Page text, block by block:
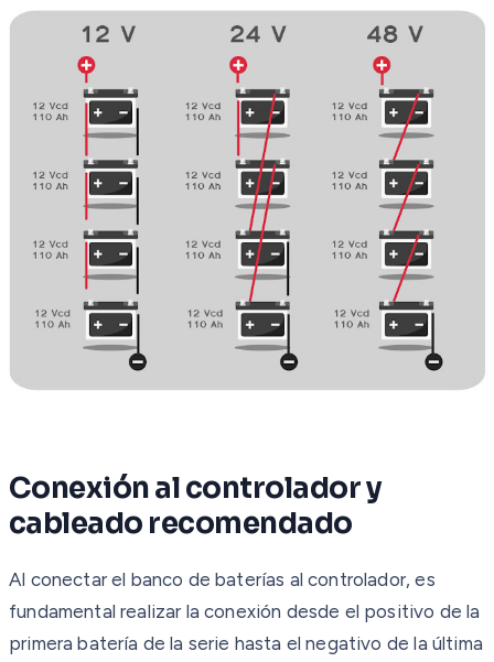
Conexión al controlador y
cableado recomendado
Al conectar el banco de baterías al controlador, es
fundamental realizar la conexión desde el positivo de la
primera batería de la serie hasta el negativo de la última